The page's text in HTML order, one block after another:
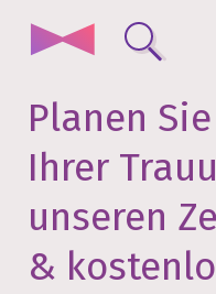
Planen
Ihrer
unseren
&